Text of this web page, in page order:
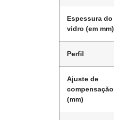
Espessura do
vidro (em mm)
Perfil
Ajuste de
compensação
(mm)